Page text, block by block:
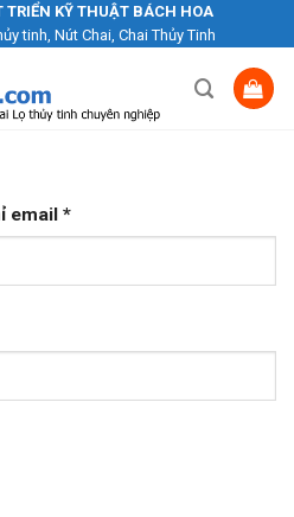
KỸ THUẬT BÁCH HOA
tinh, Nút Chai, Chai Thủy Tinh
email *